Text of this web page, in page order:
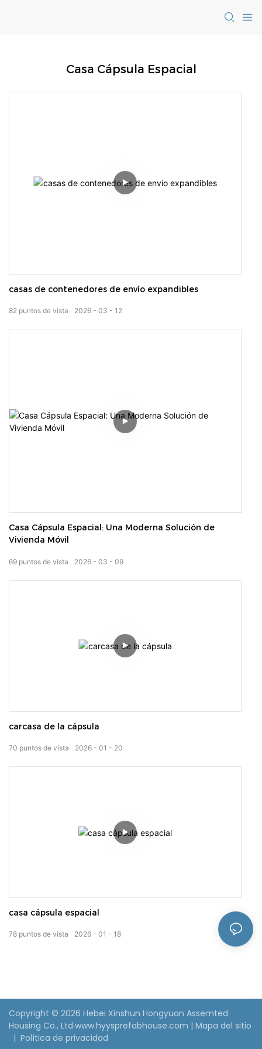
Casa Cápsula Espacial
casas de contenedores de envío expandibles
2026 03 12
82 puntos de vista
Casa Cápsula Espacial: Una Moderna Solución de
Vivienda Móvil
2026 03 09
69 puntos de vista
carcasa de la cápsula
2026 01 20
70 puntos de vista
casa cápsula espacial
2026 01 18
78 puntos de vista
Copyright © 2026 Hebei Xinshun Hongyuan Assemted
Housing Co., Ltd.www.hyysprefabhouse.com | Mapa del sitio
| Política de privacidad